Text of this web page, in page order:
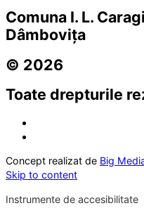
Comuna I. L.
Dâmbovița
© 2026
Toate drepturile
Concept realizat de Big
Skip to content
Instrumente de accesibilitate